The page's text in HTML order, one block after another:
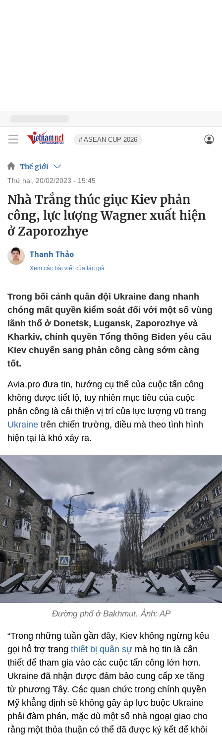
# ASEAN CUP 2026
Thế giới
thứ hai, 20/02/2023 - 15:45
Nhà Trắng thúc giục Kiev phản
công, lực lượng Wagner xuất hiện
ở Zaporozhye
Thanh Thảo
Xem các bài viết của tác giả
Trong bối cảnh quân đội Ukraine đang nhanh
chóng mất quyền kiểm soát đối với một số vùng
lãnh thổ ở Donetsk, Lugansk, Zaporozhye và
Kharkiv, chính quyền Tổng thống Biden yêu cầu
Kiev chuyển sang phản công càng sớm càng
tốt.
Avia.pro đưa tin, hướng cụ thể của cuộc tấn công
không được tiết lộ, tuy nhiên mục tiêu của cuộc
phản công là cải thiện vị trí của lực lượng vũ trang
Ukraine trên chiến trường, điều mà theo tình hình
hiện tại là khó xảy ra.
Đường phố ở Bakhmut. Ảnh: AP
“Trong những tuần gần đây, Kiev không ngừng kêu
gọi hỗ trợ trang thiết bị quân sự mà họ tin là cần
thiết để tham gia vào các cuộc tấn công lớn hơn.
Ukraine đã nhận được đảm bảo cung cấp xe tăng
từ phương Tây. Các quan chức trong chính quyền
Mỹ khẳng định sẽ không gây áp lực buộc Ukraine
phải đàm phán, mặc dù một số nhà ngoại giao cho
rằng một thỏa thuận có thể đã được ký kết để khôi